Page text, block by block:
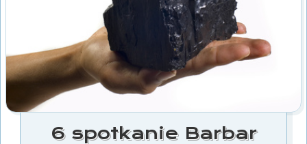
6 spotkanie Barbar